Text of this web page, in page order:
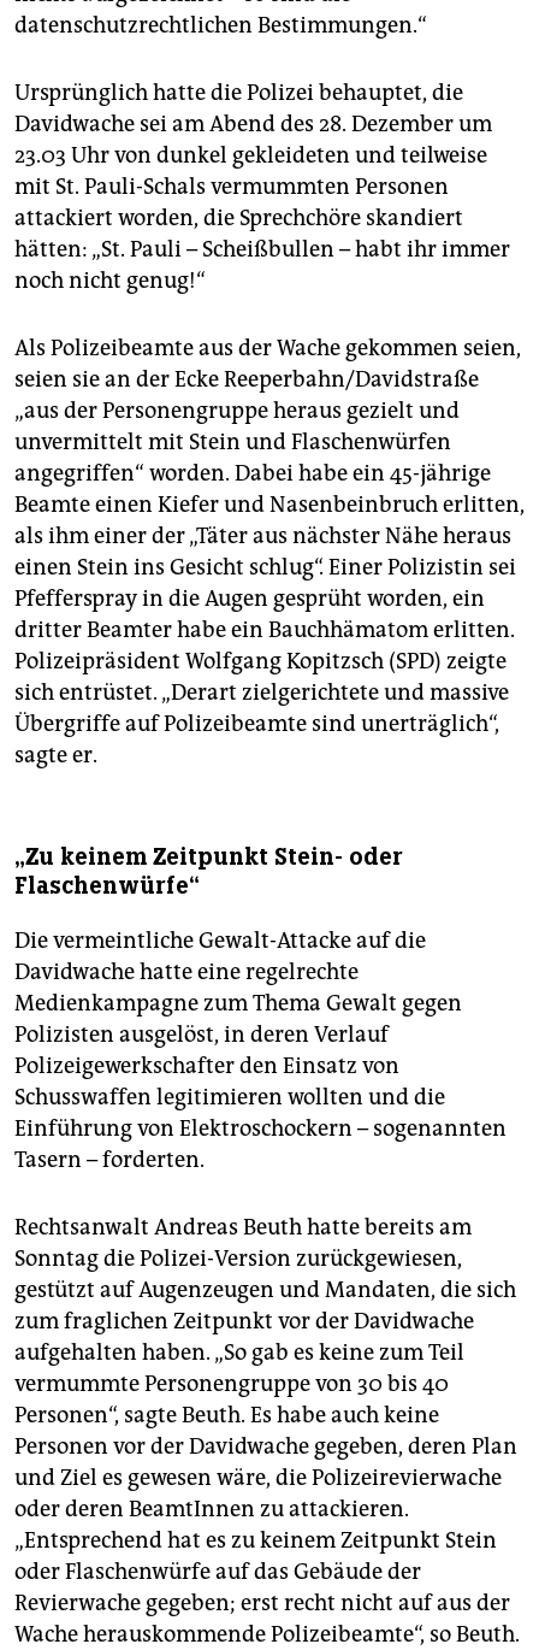
datenschutzrechtlichen Bestimmungen.“
Ursprünglich hatte die Polizei behauptet, die
Davidwache sei am Abend des 28. Dezember um
23.03 Uhr von dunkel gekleideten und teilweise
mit St. Pauli-Schals vermummten Personen
attackiert worden, die Sprechchöre skandiert
hätten: „St. Pauli – Scheißbullen – habt ihr immer
noch nicht genug!“
Als Polizeibeamte aus der Wache gekommen seien,
seien sie an der Ecke Reeperbahn/Davidstraße
„aus der Personengruppe heraus gezielt und
unvermittelt mit Stein und Flaschenwürfen
angegriffen“ worden. Dabei habe ein 45-jährige
Beamte einen Kiefer und Nasenbeinbruch erlitten,
als ihm einer der „Täter aus nächster Nähe heraus
einen Stein ins Gesicht schlug“. Einer Polizistin sei
Pfefferspray in die Augen gesprüht worden, ein
dritter Beamter habe ein Bauchhämatom erlitten.
Polizeipräsident Wolfgang Kopitzsch (SPD) zeigte
sich entrüstet. „Derart zielgerichtete und massive
Übergriffe auf Polizeibeamte sind unerträglich“,
sagte er.
„Zu keinem Zeitpunkt Stein- oder
Flaschenwürfe“
Die vermeintliche Gewalt-Attacke auf die
Davidwache hatte eine regelrechte
Medienkampagne zum Thema Gewalt gegen
Polizisten ausgelöst, in deren Verlauf
Polizeigewerkschafter den Einsatz von
Schusswaffen legitimieren wollten und die
Einführung von Elektroschockern – sogenannten
Tasern – forderten.
Rechtsanwalt Andreas Beuth hatte bereits am
Sonntag die Polizei-Version zurückgewiesen,
gestützt auf Augenzeugen und Mandaten, die sich
zum fraglichen Zeitpunkt vor der Davidwache
aufgehalten haben. „So gab es keine zum Teil
vermummte Personengruppe von 30 bis 40
Personen“, sagte Beuth. Es habe auch keine
Personen vor der Davidwache gegeben, deren Plan
und Ziel es gewesen wäre, die Polizeirevierwache
oder deren BeamtInnen zu attackieren.
„Entsprechend hat es zu keinem Zeitpunkt Stein
oder Flaschenwürfe auf das Gebäude der
Revierwache gegeben; erst recht nicht auf aus der
Wache herauskommende Polizeibeamte“, so Beuth.